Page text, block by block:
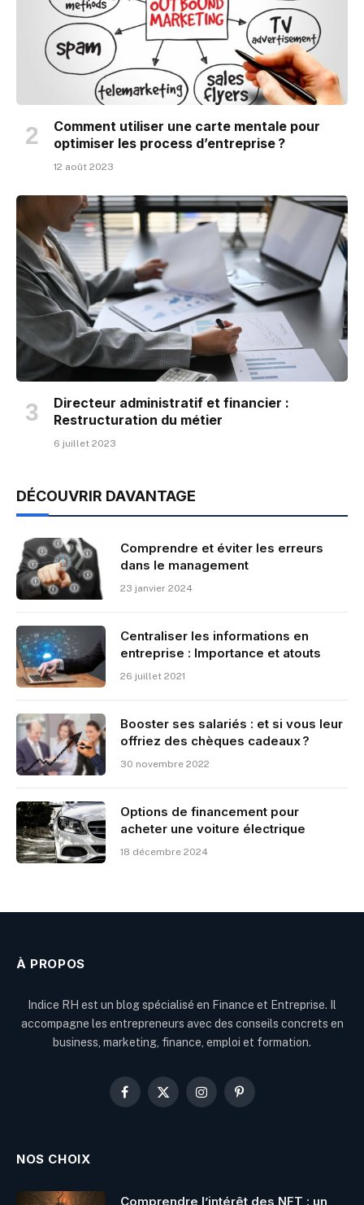
Comment utiliser une carte mentale pour
optimiser les process d’entreprise ?
12 août 2023
Directeur administratif et financier :
Restructuration du métier
6 juillet 2023
DÉCOUVRIR DAVANTAGE
Comprendre et éviter les erreurs
dans le management
23 janvier 2024
Centraliser les informations en
entreprise : Importance et atouts
26 juillet 2021
Booster ses salariés : et si vous leur
offriez des chèques cadeaux ?
30 novembre 2022
Options de financement pour
acheter une voiture électrique
18 décembre 2024
À PROPOS
Indice RH est un blog spécialisé en Finance et Entreprise. Il
accompagne les entrepreneurs avec des conseils concrets en
business, marketing, finance, emploi et formation.
Facebook
X
InstagramPinterest
NOS CHOIX
Comprendre l’intérêt des NFT : un